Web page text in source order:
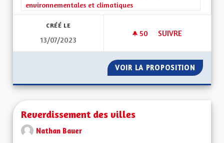
environnementales et climatiques
CRÉÉ LE
13/07/2023
50 50 ABONNÉS
SUIVRE
VOIR LA PROPOSITION
Reverdissement des villes
Nathan Bauer